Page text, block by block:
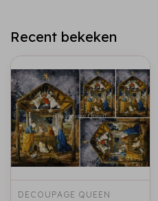
Recent bekeken
DECOUPAGE QUEEN